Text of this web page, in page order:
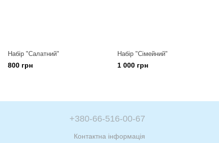
Набір "Cалатний"
800 грн
Набір "Сімейний"
1 000 грн
+380-66-516-00-67
Контактна інформація